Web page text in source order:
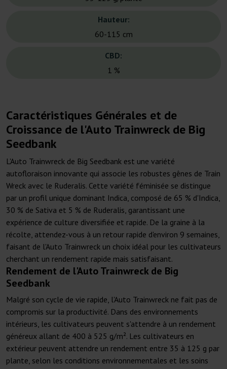
Hauteur:
60-115 cm
CBD:
1 %
Caractéristiques Générales et de
Croissance de l'Auto Trainwreck de Big
Seedbank
L'Auto Trainwreck de Big Seedbank est une variété
autofloraison innovante qui associe les robustes gênes de Train
Wreck avec le Ruderalis. Cette variété féminisée se distingue
par un profil unique dominant Indica, composé de 65 % d'Indica,
30 % de Sativa et 5 % de Ruderalis, garantissant une
expérience de culture diversifiée et rapide. De la graine à la
récolte, attendez-vous à un retour rapide d'environ 9 semaines,
faisant de l'Auto Trainwreck un choix idéal pour les cultivateurs
cherchant un rendement rapide mais satisfaisant.
Rendement de l'Auto Trainwreck de Big
Seedbank
Malgré son cycle de vie rapide, l'Auto Trainwreck ne fait pas de
compromis sur la productivité. Dans des environnements
intérieurs, les cultivateurs peuvent s'attendre à un rendement
généreux allant de 400 à 525 g/m². Les cultivateurs en
extérieur peuvent attendre un rendement entre 35 à 125 g par
plante, selon les conditions environnementales et les soins